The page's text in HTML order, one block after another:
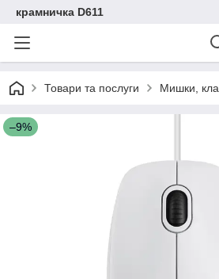
крамничка D611
Товари та послуги Мишки,
–9%